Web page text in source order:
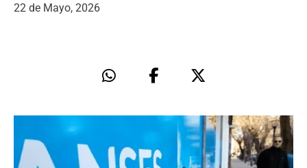
22 de Mayo, 2026